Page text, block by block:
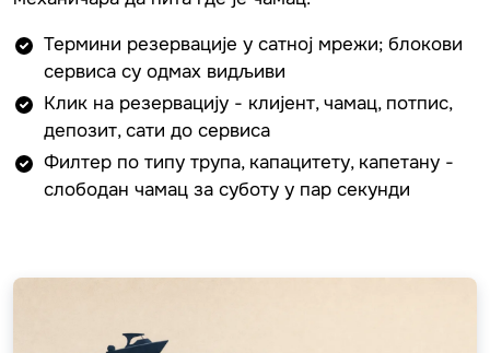
Термини резервације у сатној мрежи; блокови
сервиса су одмах видљиви
Клик на резервацију - клијент, чамац, потпис,
депозит, сати до сервиса
Филтер по типу трупа, капацитету, капетану -
слободан чамац за суботу у пар секунди